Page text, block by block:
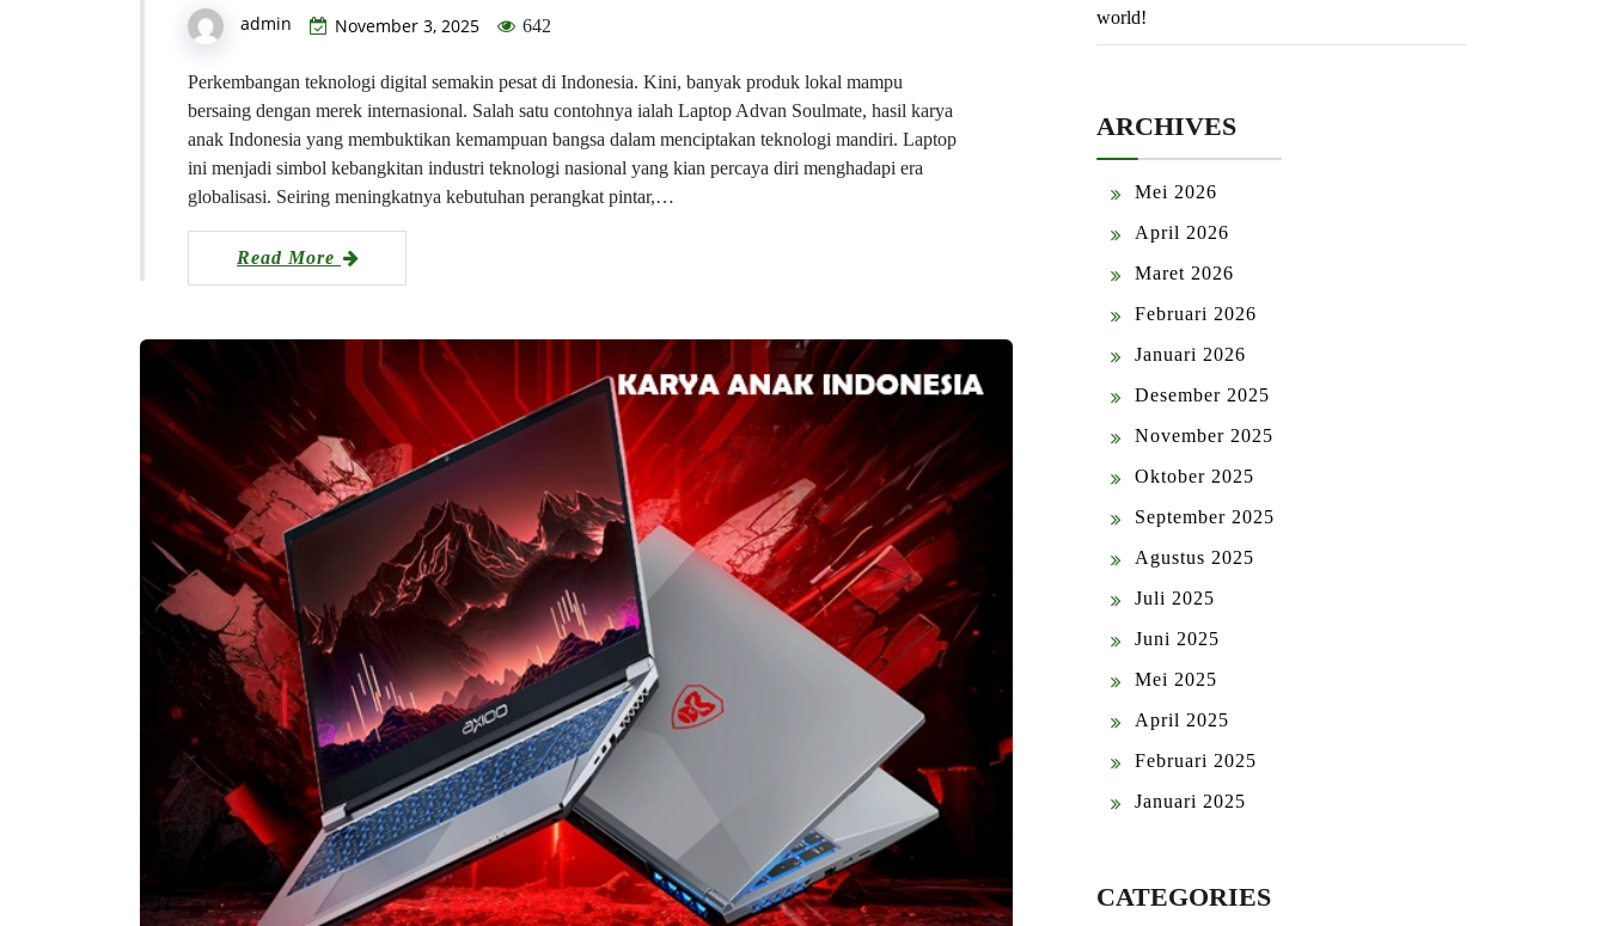
admin November 3, 2025 642
Perkembangan teknologi digital semakin pesat di Indonesia. Kini, banyak produk lokal mampu
bersaing dengan merek internasional. Salah satu contohnya ialah Laptop Advan Soulmate, hasil karya
anak Indonesia yang membuktikan kemampuan bangsa dalam menciptakan teknologi mandiri. Laptop
ini menjadi simbol kebangkitan industri teknologi nasional yang kian percaya diri menghadapi era
globalisasi. Seiring meningkatnya kebutuhan perangkat pintar,…
Read More
world!
ARCHIVES
Mei 2026
April 2026
Maret 2026
Februari 2026
Januari 2026
Desember 2025
November 2025
Oktober 2025
September 2025
Agustus 2025
Juli 2025
Juni 2025
Mei 2025
April 2025
Februari 2025
Januari 2025
CATEGORIES